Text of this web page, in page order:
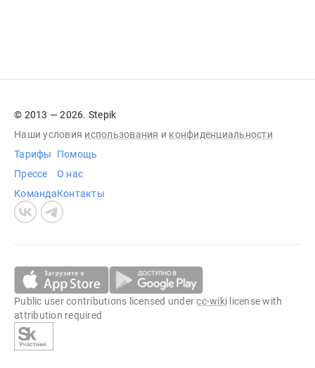
© 2013 — 2026. Stepik
Наши условия использования и конфиденциальности
Тарифы
Прессе
Команда
Помощь
О нас
Контакты
Public user contributions licensed undercc-wiki license with
attribution required